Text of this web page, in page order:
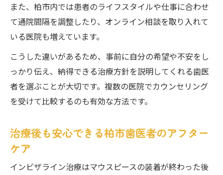
また、柏市内では患者のライフスタイルや仕事に合わせ
て通院間隔を調整したり、オンライン相談を取り入れて
いる医院も増えています。
こうした違いがあるため、事前に自分の希望や不安をし
っかり伝え、納得できる治療方針を説明してくれる歯医
者を選ぶことが大切です。複数の医院でカウンセリング
を受けて比較するのも有効な方法です。
治療後も安心できる柏市歯医者のアフター
ケア
インビザライン治療はマウスピースの装着が終わった後